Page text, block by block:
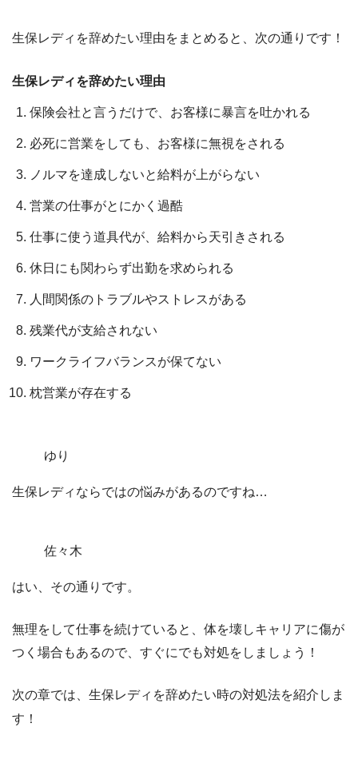
生保レディを辞めたい理由をまとめると、次の通りです！
生保レディを辞めたい理由
保険会社と言うだけで、お客様に暴言を吐かれる
必死に営業をしても、お客様に無視をされる
ノルマを達成しないと給料が上がらない
営業の仕事がとにかく過酷
仕事に使う道具代が、給料から天引きされる
休日にも関わらず出勤を求められる
人間関係のトラブルやストレスがある
残業代が支給されない
ワークライフバランスが保てない
枕営業が存在する
ゆり
生保レディならではの悩みがあるのですね…
佐々木
はい、その通りです。
無理をして仕事を続けていると、体を壊しキャリアに傷が
つく場合もあるので、すぐにでも対処をしましょう！
次の章では、生保レディを辞めたい時の対処法を紹介しま
す！